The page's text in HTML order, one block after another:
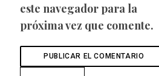
este navegador para la
próxima vez que comente.